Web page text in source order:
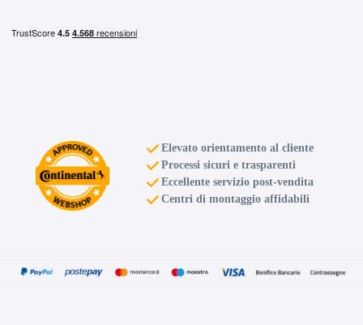
Elevato orientamento al cliente
Processi sicuri e trasparenti
Eccellente servizio post-vendita
Centri di montaggio affidabili